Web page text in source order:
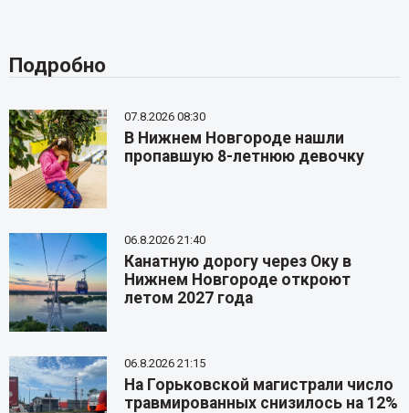
Подробно
07.8.2026 08:30
В Нижнем Новгороде нашли
пропавшую 8-летнюю девочку
06.8.2026 21:40
Канатную дорогу через Оку в
Нижнем Новгороде откроют
летом 2027 года
06.8.2026 21:15
На Горьковской магистрали число
травмированных снизилось на 12%